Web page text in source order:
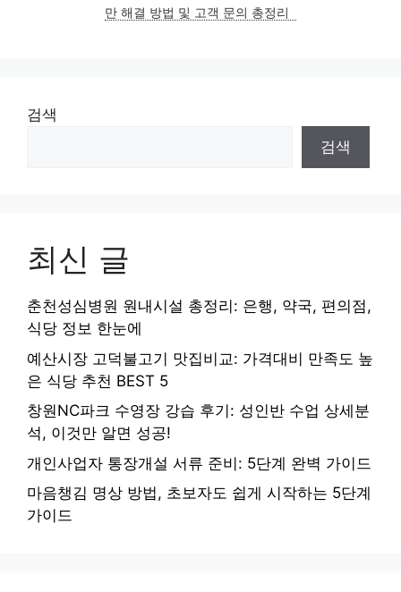
만 해결 방법 및 고객 문의 총정리
검색
검색
최신 글
춘천성심병원 원내시설 총정리: 은행, 약국, 편의점,
식당 정보 한눈에
예산시장 고덕불고기 맛집비교: 가격대비 만족도 높
은 식당 추천 BEST 5
창원NC파크 수영장 강습 후기: 성인반 수업 상세분
석, 이것만 알면 성공!
개인사업자 통장개설 서류 준비: 5단계 완벽 가이드
마음챙김 명상 방법, 초보자도 쉽게 시작하는 5단계
가이드